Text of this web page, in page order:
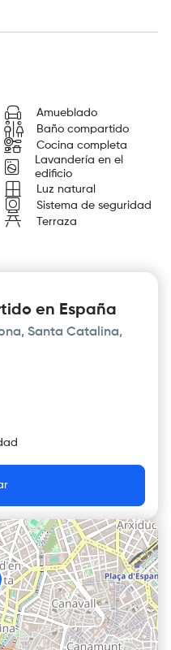
Amueblado
Baño compartido
Cocina completa
Lavandería en el
edificio
Luz natural
Sistema de seguridad
Terraza
en España
Santa Catalina,